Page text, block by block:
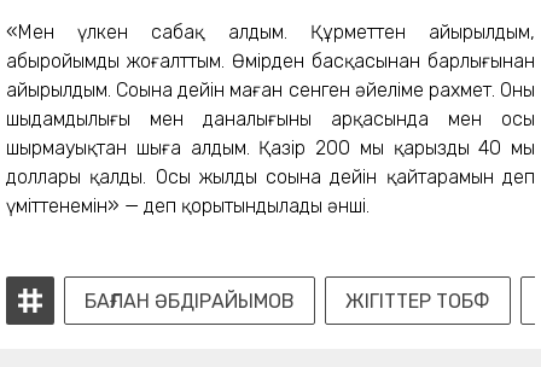
«Мен үлкен сабақ алдым. Құрметтен айырылдым,
абыройымды жоғалттым. Өмірден басқасынан барлығынан
айырылдым. Соңына дейін маған сенген әйеліме рахмет. Оның
шыдамдылығы мен даналығының арқасында мен осы
шырмауықтан шыға алдым. Қазір 200 мың қарыздың 40 мың
доллары қалды. Осы жылдың соңына дейін қайтарамын деп
үміттенемін» — деп қорытындылады әнші.
БАҒЛАН ӘБДІРАЙЫМОВ ЖІГІТТЕР ТОБФ